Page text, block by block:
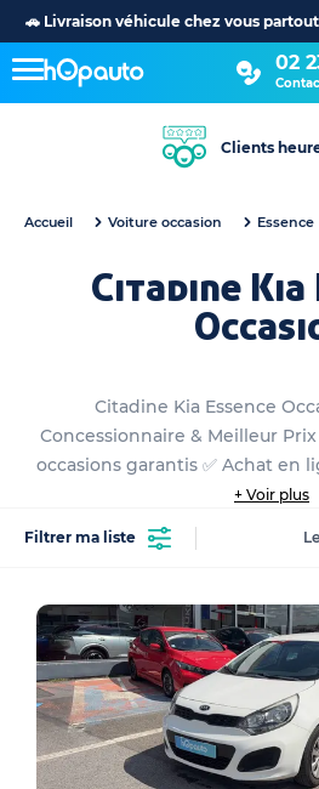
🚗 Livraison véhicule chez vous
02
Clients
Accueil Voiture occasion Essence
Citadine Kia
Citadine Kia Essence
Concessionnaire & Meilleur Prix
occasions garantis ✅ Achat en
+ Voir plus
Filtrer ma liste